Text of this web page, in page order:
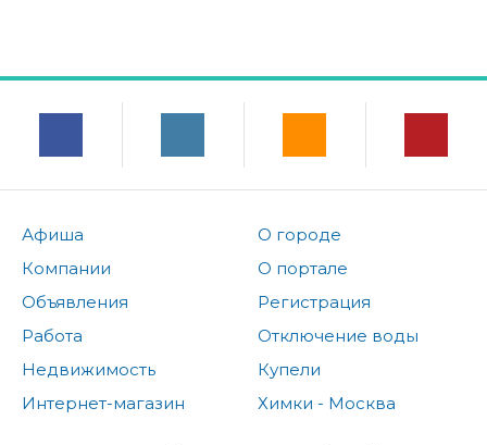
Афиша
Компании
Объявления
Работа
Недвижимость
Интернет-магазин
О городе
О портале
Регистрация
Отключение воды
Купели
Химки - Москва